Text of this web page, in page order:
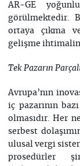
AR-GE
görülmektedir.
ortaya çıkma
gelişme
Tek Pazarın
Avrupa’nın
iç pazarının
olmasıdır. Her
serbest
ulusal vergi
prosedürler